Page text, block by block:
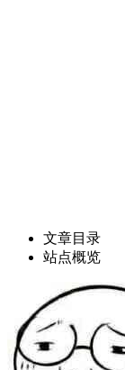
文章目录
站点概览